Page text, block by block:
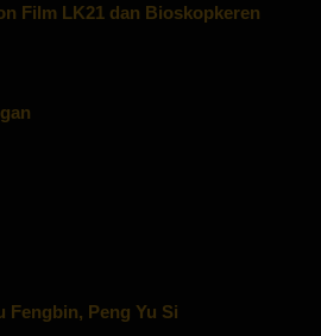
Film LK21 dan Bioskopkeren
Fengbin, Peng Yu Si